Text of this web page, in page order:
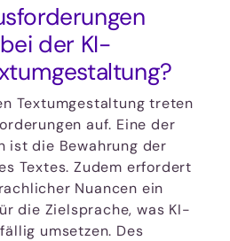
der KI-
Textumgestaltung treten
auf. Eine der
ist die Bewahrung der
Textes. Zudem erfordert
Nuancen ein
die Zielsprache, was KI-
umsetzen. Des